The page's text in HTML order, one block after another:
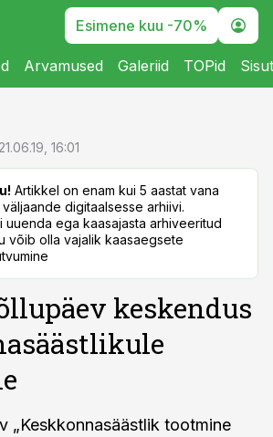
Esimene kuu -70%
Arvamused Galeriid TOPid
21.06.19, 16:01
Artikkel on enam kui 5 aastat vana
digitaalsesse arhiivi.
uuenda ega kaasajasta arhiveeritud
võib olla vajalik kaasaegsete
keskendus
„Keskkonnasäästlik tootmine